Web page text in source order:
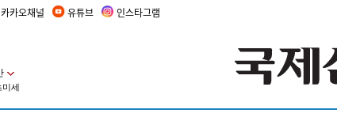
카카오채널 유튜브 인스타그램